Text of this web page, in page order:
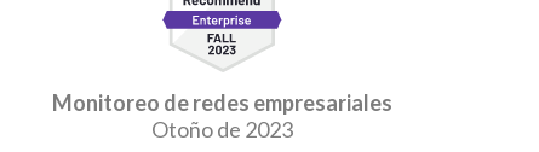
Monitoreo de redes empresariales
Otoño de 2023